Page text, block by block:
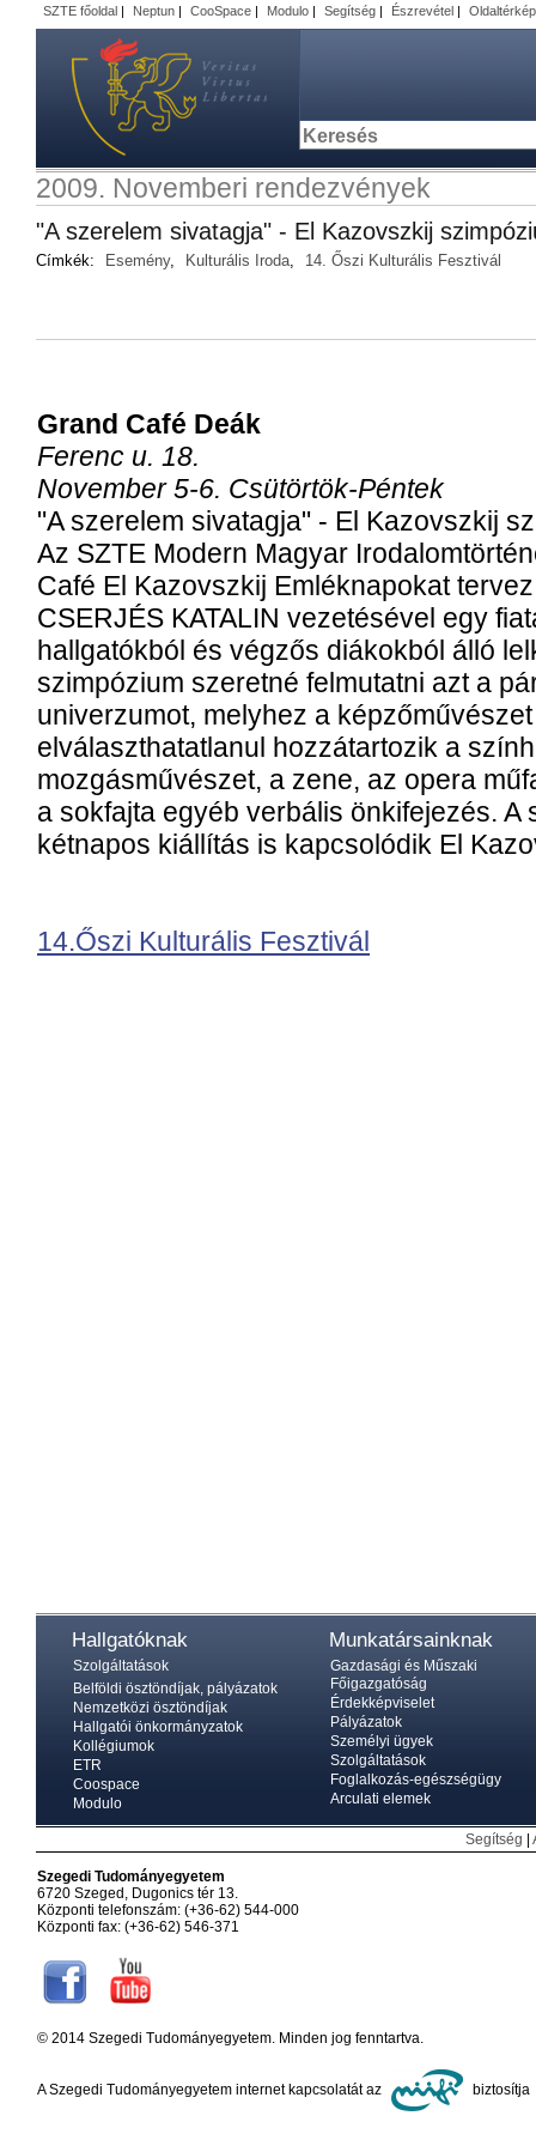
SZTE főoldal | Neptun | CooSpace | Modulo | Segítség | Észrevétel | Oldaltérkép
2009. Novemberi rendezvények
"A szerelem sivatagja" - El Kazovszkij
Címkék: Esemény, Kulturális Iroda, 14. Őszi Kulturális Fesztivál
Grand Café Deák
Ferenc u. 18.
November 5-6. Csütörtök-Péntek
"A szerelem sivatagja" - El Kazovszkij
Az SZTE Modern Magyar
Café El Kazovszkij Emléknapokat
CSERJÉS KATALIN vezetésével egy
hallgatókból és végzős diákokból álló
szimpózium szeretné felmutatni azt a
univerzumot, melyhez a
elválaszthatatlanul hozzátartozik a
mozgásművészet, a zene, az opera
a sokfajta egyéb verbális önkifejezés. A
kétnapos kiállítás is kapcsolódik El
14.Őszi Kulturális Fesztivál
Hallgatóknak
Szolgáltatások
Belföldi ösztöndíjak, pályázatok
Nemzetközi ösztöndíjak
Hallgatói önkormányzatok
Kollégiumok
ETR
Coospace
Modulo
Munkatársainknak
Gazdasági és Műszaki
Főigazgatóság
Érdekképviselet
Pályázatok
Személyi ügyek
Szolgáltatások
Foglalkozás-egészségügy
Arculati elemek
Segítség
Szegedi Tudományegyetem
6720 Szeged, Dugonics tér 13.
Központi telefonszám: (+36-62) 544-000
Központi fax: (+36-62) 546-371
© 2014 Szegedi Tudományegyetem. Minden jog fenntartva.
A Szegedi Tudományegyetem internet kapcsolatát az biztosítja